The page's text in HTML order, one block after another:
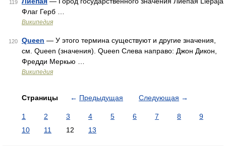
119
Флаг Герб …
Википедия
120 Queen — У этого термина существуют и другие значения,
см. Queen (значения). Queen Слева направо: Джон Дикон,
Фредди Меркью …
Википедия
Страницы ← Предыдущая Следующая →
1 2 3 4 5 6 7 8
9
10
11 12 13